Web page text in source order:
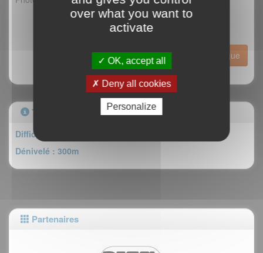
Historique
Topo
Difficulté : D
Dénivelé : 300m
Partenaires
over what you want to
activate
OK, accept all
Deny all cookies
Personalize